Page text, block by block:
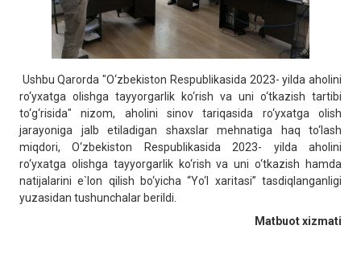
Ushbu Qarorda "O‘zbekiston Respublikasida 2023- yilda aholini
ro‘yxatga olishga tayyorgarlik ko‘rish va uni o‘tkazish tartibi
to‘g‘risida" nizom, aholini sinov tariqasida ro‘yxatga olish
jarayoniga jalb etiladigan shaxslar mehnatiga haq to‘lash
miqdori, O‘zbekiston Respublikasida 2023- yilda aholini
ro‘yxatga olishga tayyorgarlik ko‘rish va uni o‘tkazish hamda
natijalarini e`lon qilish bo‘yicha “Yo‘l xaritasi” tasdiqlanganligi
yuzasidan tushunchalar berildi.
Matbuot xizmati